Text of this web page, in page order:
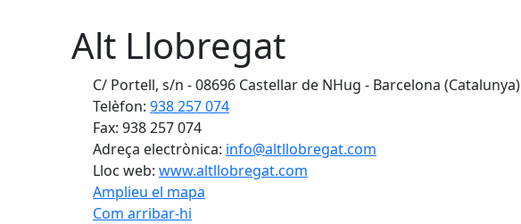
Alt Llobregat
C/ Portell, s/n - 08696 Castellar de NHug - Barcelona (Catalunya)
Telèfon: 938 257 074
Fax: 938 257 074
Adreça electrònica: info@altllobregat.com
Lloc web: www.altllobregat.com
Amplieu el mapa
Com arribar-hi